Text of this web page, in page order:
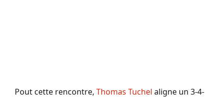
Pout cette rencontre, Thomas Tuchel aligne un 3-4-